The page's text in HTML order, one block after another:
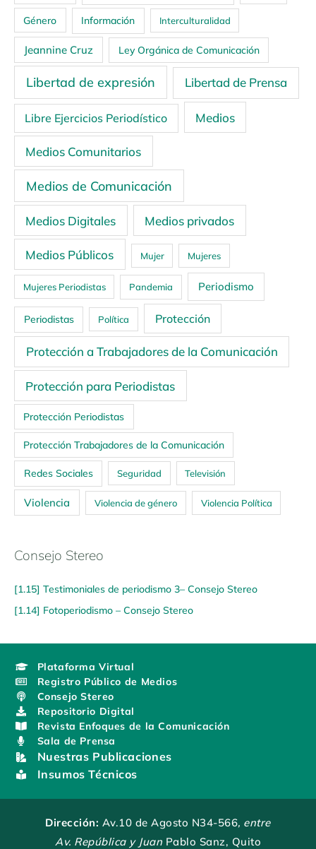
Género Información Interculturalidad
Jeannine Cruz Ley Orgánica de Comunicación
Libertad de expresión Libertad de Prensa
Libre Ejercicios Periodístico Medios
Medios Comunitarios
Medios de Comunicación
Medios Digitales Medios privados
Medios Públicos Mujer Mujeres
Mujeres Periodistas Pandemia Periodismo
Periodistas Política Protección
Protección a Trabajadores de la Comunicación
Protección para Periodistas
Protección Periodistas
Protección Trabajadores de la Comunicación
Redes Sociales Seguridad Televisión
Violencia Violencia de género Violencia Política
Consejo Stereo
[1.15] Testimoniales de periodismo 3– Consejo Stereo
[1.14] Fotoperiodismo – Consejo Stereo
Plataforma Virtual
Registro Público de Medios
Consejo Stereo
Repositorio Digital
Revista Enfoques de la Comunicación
Sala de Prensa
Nuestras Publicaciones
Insumos Técnicos
Dirección: Av.10 de Agosto N34-566, entre
Av. República y Juan Pablo Sanz, Quito